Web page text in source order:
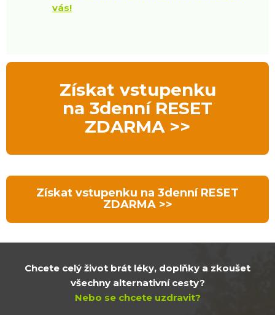
vás!
Získat vstupenku
na 3denní RESET
ZDARMA >>
Získat vstupenku na 3denní RESET
ZDARMA >>
Chcete celý život brát léky, doplňky a zkoušet
všechny alternativní cesty?
Nebo se chcete uzdravit?